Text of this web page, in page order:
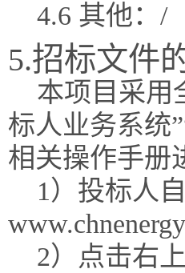
4.6 其他：/
5.招标文件
本项目采用
标人业务系统
相关操作手册
1）投标人
2）点击右